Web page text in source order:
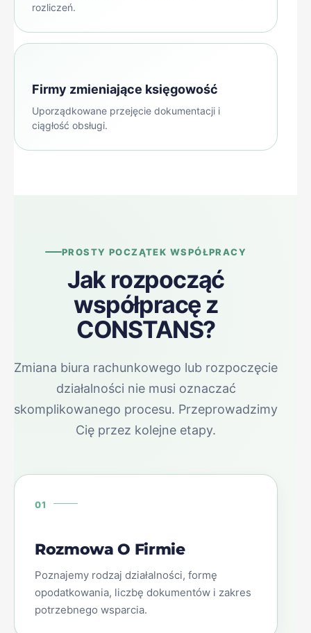
rozliczeń.
Firmy zmieniające księgowość
Uporządkowane przejęcie dokumentacji i
ciągłość obsługi.
PROSTY POCZĄTEK WSPÓŁPRACY
Jak rozpocząć
współpracę z
CONSTANS?
Zmiana biura rachunkowego lub rozpoczęcie
działalności nie musi oznaczać
skomplikowanego procesu. Przeprowadzimy
Cię przez kolejne etapy.
01
Rozmowa O Firmie
Poznajemy rodzaj działalności, formę
opodatkowania, liczbę dokumentów i zakres
potrzebnego wsparcia.